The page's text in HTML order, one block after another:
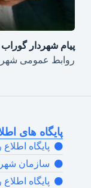
پیام شهردار
روابط عمومی
پایگاه های
پایگاه
سازمان
پایگاه